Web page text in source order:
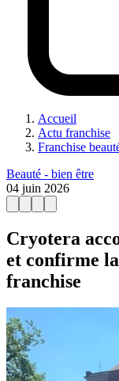
Accueil
Actu franchise
Franchise
Beauté - bien être
04 juin 2026
Cryotera
et confirme
franchise